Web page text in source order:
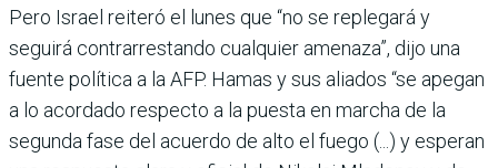
Pero Israel reiteró el lunes que “no se replegará y
seguirá contrarrestando cualquier amenaza”, dijo una
fuente política a la AFP. Hamas y sus aliados “se apegan
a lo acordado respecto a la puesta en marcha de la
segunda fase del acuerdo de alto el fuego (...) y esperan